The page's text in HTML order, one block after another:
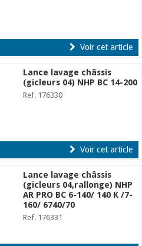
Voir cet article
Lance lavage châssis
(gicleurs 04) NHP BC 14-200
Ref. 176330
Voir cet article
Lance lavage châssis
(gicleurs 04,rallonge) NHP
AR PRO BC 6-140/ 140 K /7-
160/ 6740/70
Ref. 176331